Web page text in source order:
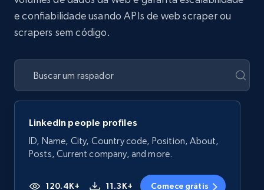
e confiabilidade usando APIs de web scraper ou
scrapers sem código.
LinkedIn people profiles
ID, Name, City, Country code, Position, About,
Posts, Current company, and more.
120.4K+ 11.3K+ Comece grátis